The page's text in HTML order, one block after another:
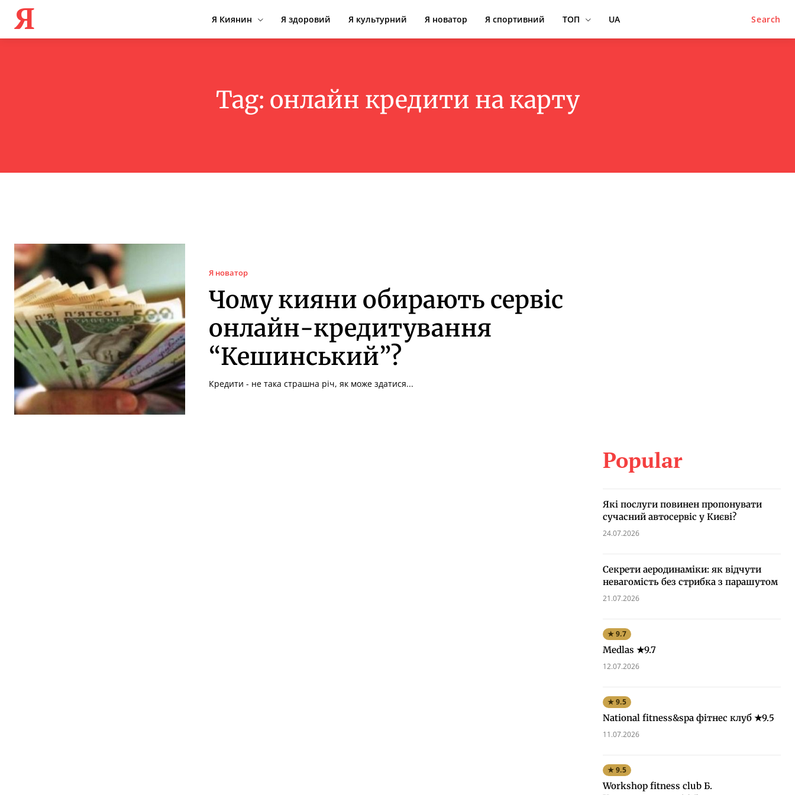
Я Я Киянин Я здоровий Я культурний Я новатор Я спортивний ТОП UA Search
Tag: онлайн кредити на карту
Я новатор
Чому кияни обирають сервіс
онлайн-кредитування
“Кешинський”?
Кредити - не така страшна річ, як може здатися...
Popular
Які послуги повинен пропонувати
сучасний автосервіс у Києві?
24.07.2026
Секрети аеродинаміки: як відчути
невагомість без стрибка з парашутом
21.07.2026
★ 9.7
Medlas ★9.7
12.07.2026
★ 9.5
National fitness&spa фітнес клуб ★9.5
11.07.2026
★ 9.5
Workshop fitness club Б.